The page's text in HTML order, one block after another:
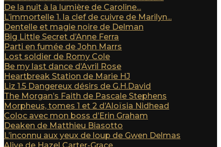
De la nuit à la lumière de Caroline...
L’immortelle 1. la clef de cuivre de Marilyn...
Dentelle et magie noire de Delman
Big Little Secret d’Anne Ferra
Parti en fumée de John Marrs
Lost soldier de Romy Cole
Be my last dance d’Avril Rose
Heartbreak Station de Marie HJ
Liz 1.5 Dangereux désirs de G.H.David
The Morgan’s Faith de Pascale Stephens
Morpheus, tomes 1 et 2 d’Aloïsia Nidhead
Coloc avec mon boss d’Erin Graham
Deaken de Matthieu Biasotto
L’inconnu aux yeux de loup de Gwen Delmas